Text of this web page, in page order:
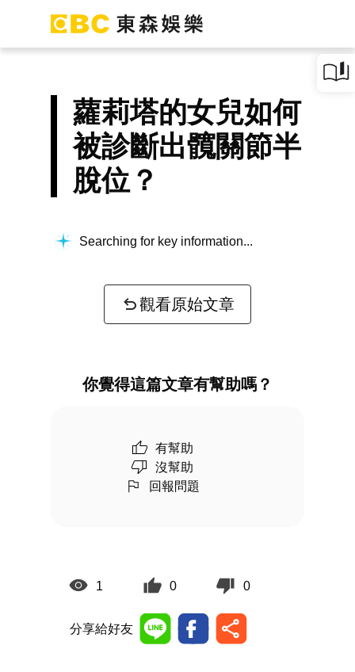
蘿莉塔的女兒如何
被診斷出髖關節半
脫位？
Searching for key information...
觀看原始文章
你覺得這篇文章有幫助嗎？
有幫助
沒幫助
回報問題
1 0 0
分享給好友